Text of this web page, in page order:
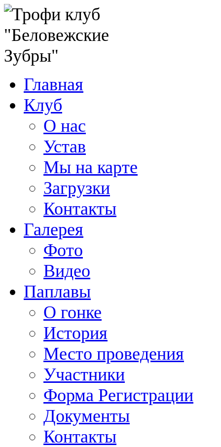
Главная
Клуб
О нас
Устав
Мы на карте
Загрузки
Контакты
Галерея
Фото
Видео
Паплавы
О гонке
История
Место проведения
Участники
Форма Регистрации
Документы
Контакты